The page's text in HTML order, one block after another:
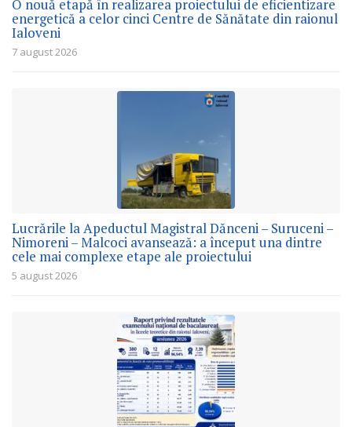
O nouă etapă în realizarea proiectului de eficientizare
energetică a celor cinci Centre de Sănătate din raionul
Ialoveni
7 august 2026
Lucrările la Apeductul Magistral Dănceni – Suruceni –
Nimoreni – Malcoci avansează: a început una dintre
cele mai complexe etape ale proiectului
5 august 2026